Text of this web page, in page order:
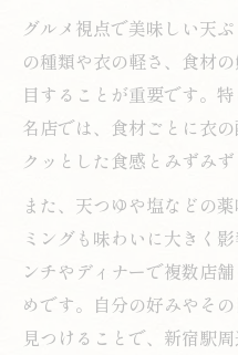
グルメ視点で美味しい天
の種類や衣の軽さ、食材
目することが重要です。
名店では、食材ごとに衣
クッとした食感とみずみ
また、天つゆや塩などの
ミングも味わいに大きく
ンチやディナーで複数店
めです。自分の好みやそ
見つけることで、新宿駅